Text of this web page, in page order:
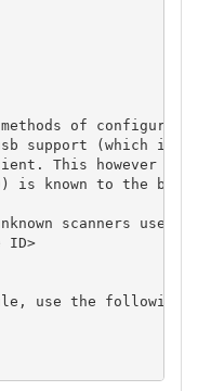
of
support (which is
This however
is known to the
scanners use
ID>
use the following